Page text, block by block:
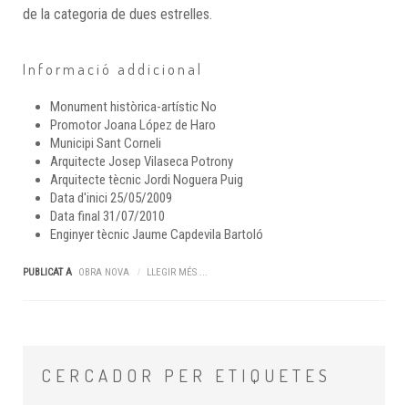
de la categoria de dues estrelles.
Informació addicional
Monument històrica-artísticNo
PromotorJoana López de Haro
Municipi Sant Corneli
Arquitecte Josep Vilaseca Potrony
Arquitecte tècnicJordi Noguera Puig
Data d'inici 25/05/2009
Data final 31/07/2010
Enginyer tècnicJaume Capdevila Bartoló
PUBLICAT A OBRA NOVA LLEGIR MÉS ...
CERCADOR PER ETIQUETES